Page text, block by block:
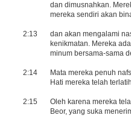
dan dimusnahkan.
mereka sendiri akan
2:13
dan akan mengalami
kenikmatan. Mereka
minum bersama-sama
2:14
Mata mereka penuh
Hati mereka telah
2:15
Oleh karena mereka
Beor, yang suka